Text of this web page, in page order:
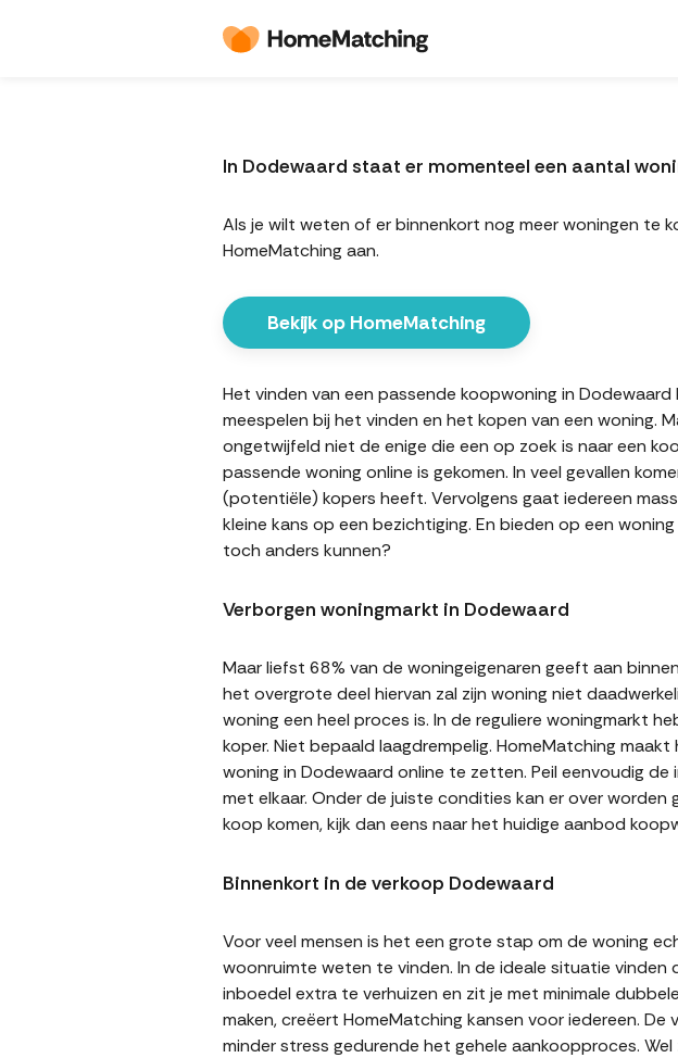
In Dodewaard staat er momenteel een aantal
Als je wilt weten of er binnenkort nog meer woningen te
HomeMatching aan.
Bekijk op HomeMatching
Het vinden van een passende koopwoning in
meespelen bij het vinden en het kopen van een woning.
ongetwijfeld niet de enige die een op zoek is naar een
passende woning online is gekomen. In veel gevallen
(potentiële) kopers heeft. Vervolgens gaat iedereen
kleine kans op een bezichtiging. En bieden op een
toch anders kunnen?
Verborgen woningmarkt in Dodewaard
Maar liefst 68% van de woningeigenaren geeft aan
het overgrote deel hiervan zal zijn woning niet
woning een heel proces is. In de reguliere woningmarkt
koper. Niet bepaald laagdrempelig. HomeMatching
woning in Dodewaard online te zetten. Peil eenvoudig
met elkaar. Onder de juiste condities kan er over
koop komen, kijk dan eens naar het huidige aanbod
Binnenkort in de verkoop Dodewaard
Voor veel mensen is het een grote stap om de woning
woonruimte weten te vinden. In de ideale situatie
inboedel extra te verhuizen en zit je met minimale
maken, creëert HomeMatching kansen voor iedereen.
minder stress gedurende het gehele aankoopproces.